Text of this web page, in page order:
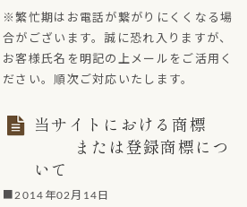
※繁忙期はお電話が繋がりにくくなる場
合がございます。誠に恐れ入りますが、
お客様氏名を明記の上メールをご活用く
ださい。順次ご対応いたします。
当サイトにおける商標
または登録商標につ
いて
■2014年02月14日